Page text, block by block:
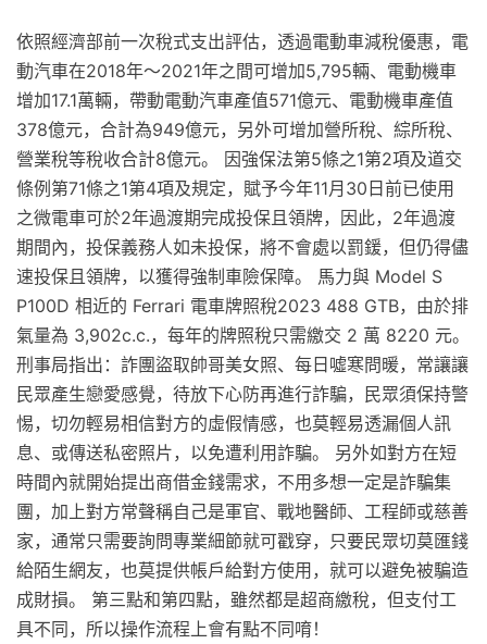
依照經濟部前一次稅式支出評估，透過電動車減稅優惠，電
動汽車在2018年～2021年之間可增加5,795輛、電動機車
增加17.1萬輛，帶動電動汽車產值571億元、電動機車產值
378億元，合計為949億元，另外可增加營所稅、綜所稅、
營業稅等稅收合計8億元。 因強保法第5條之1第2項及道交
條例第71條之1第4項及規定，賦予今年11月30日前已使用
之微電車可於2年過渡期完成投保且領牌，因此，2年過渡
期間內，投保義務人如未投保，將不會處以罰鍰，但仍得儘
速投保且領牌，以獲得強制車險保障。 馬力與 Model S
P100D 相近的 Ferrari 電車牌照稅2023 488 GTB，由於排
氣量為 3,902c.c.，每年的牌照稅只需繳交 2 萬 8220 元。
刑事局指出：詐團盜取帥哥美女照、每日噓寒問暖，常讓讓
民眾產生戀愛感覺，待放下心防再進行詐騙，民眾須保持警
惕，切勿輕易相信對方的虛假情感，也莫輕易透漏個人訊
息、或傳送私密照片，以免遭利用詐騙。 另外如對方在短
時間內就開始提出商借金錢需求，不用多想一定是詐騙集
團，加上對方常聲稱自己是軍官、戰地醫師、工程師或慈善
家，通常只需要詢問專業細節就可戳穿，只要民眾切莫匯錢
給陌生網友，也莫提供帳戶給對方使用，就可以避免被騙造
成財損。 第三點和第四點，雖然都是超商繳稅，但支付工
具不同，所以操作流程上會有點不同唷！